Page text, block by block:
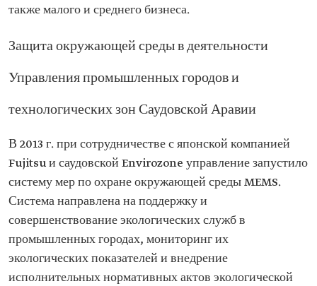
также малого и среднего бизнеса.
Защита окружающей среды в деятельности
Управления промышленных городов и
технологических зон Саудовской Аравии
В 2013 г. при сотрудничестве с японской компанией
Fujitsu и саудовской Envirozone управление запустило
систему мер по охране окружающей среды MEMS.
Система направлена на поддержку и
совершенствование экологических служб в
промышленных городах, мониторинг их
экологических показателей и внедрение
исполнительных нормативных актов экологической